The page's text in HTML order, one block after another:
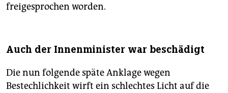
freigesprochen worden.
Auch der Innenminister war beschädigt
Die nun folgende späte Anklage wegen
Bestechlichkeit wirft ein schlechtes Licht auf die